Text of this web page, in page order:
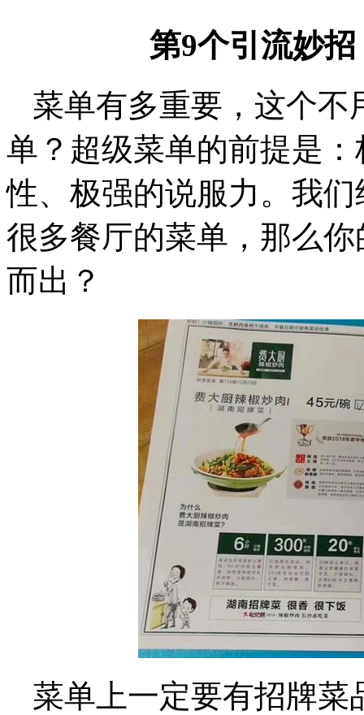
第9个引流妙
菜单有多重要，这个不
单？超级菜单的前提是
性、极强的说服力。我
很多餐厅的菜单，那么
而出？
菜单上一定要有招牌菜